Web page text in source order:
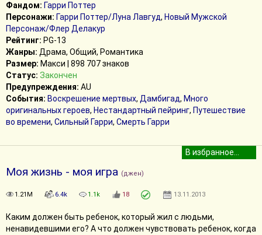
Фандом: Гарри Поттер
Персонажи: Гарри Поттер/Луна Лавгуд, Новый Мужской
Персонаж/Флер Делакур
Рейтинг: PG-13
Жанры: Драма, Общий, Романтика
Размер: Макси | 898 707 знаков
Статус: Закончен
Предупреждения: AU
События: Воскрешение мертвых, Дамбигад, Много
оригинальных героев, Нестандартный пейринг, Путешествие
во времени, Сильный Гарри, Смерть Гарри
Моя жизнь - моя игра (джен)
1.21M 6.4k 1.1k 18 13.11.2013
Каким должен быть ребенок, который жил с людьми,
ненавидевшими его? А что должен чувствовать ребенок, когда